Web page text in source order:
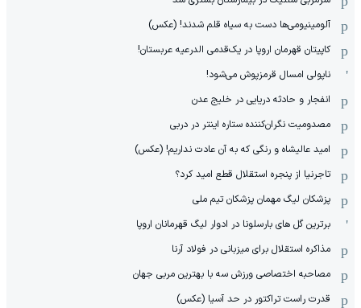
آلومینیومی‌ها دست به سیاه قلم شدند! (عکس)
کاپیتان قهرمان اروپا در یک‌قدمی الدرعیه عربستان!
ناپولی امسال قرمزپوش می‌شود!
انفجار و حادثه دریایی در خلیج عدن
مصدومیت نگران‌کننده ستاره اینتر در دربی
امید عالیشاه و رنگی که به آن عادت نداریم! (عکس)
تاجرنیا از پنجره استقلال قطع امید کرد؟
پزشکان لیگ مهمان پزشکان تیم ملی
برترین گل های بارسلونا در ادوار لیگ قهرمانان اروپا
مذاکره استقلال برای میزبانی در فولاد آرنا
مصاحبه اختصاصی ورزش سه با بهترین مربی جهان
قدرت راست تراکتور در حد آسیا (عکس)